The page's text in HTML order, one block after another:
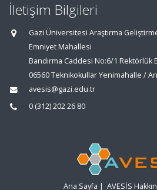
İletişim Bilgileri
Gazi Üniversitesi Araştırma
Emniyet Mahallesi
Bandırma Caddesi No:6/1 Rektörlük
06560 Teknikokullar Yenimahalle /
avesis@gazi.edu.tr
0 (312) 202 26 80
Ana Sayfa | AVESİS